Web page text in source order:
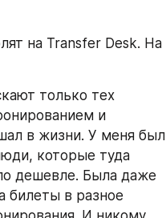
на Transfer Desk. На
только тех
и
в жизни. У меня был
которые туда
дешевле. Была даже
билеты в разное